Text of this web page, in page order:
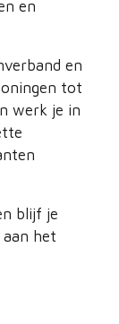
en
en
tot
werk je in
blijf je
het